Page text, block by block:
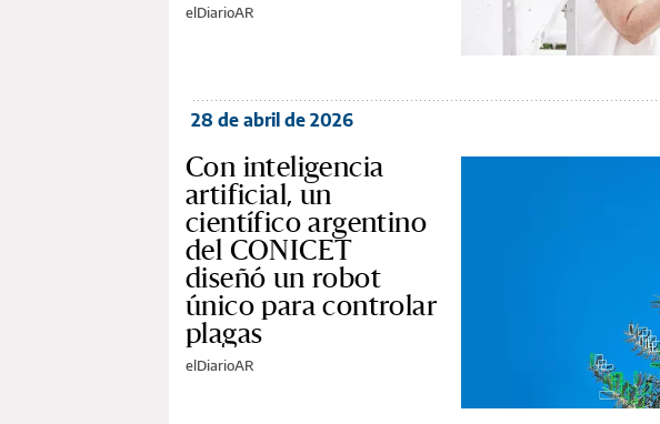
elDiarioAR
28 de abril de 2026
Con inteligencia
artificial, un
científico argentino
del CONICET
diseñó un robot
único para controlar
plagas
elDiarioAR